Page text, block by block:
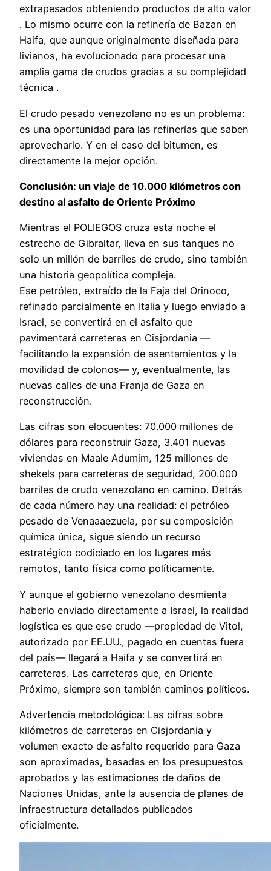
extrapesados obteniendo productos de alto valor
. Lo mismo ocurre con la refinería de Bazan en
Haifa, que aunque originalmente diseñada para
livianos, ha evolucionado para procesar una
amplia gama de crudos gracias a su complejidad
técnica .
El crudo pesado venezolano no es un problema:
es una oportunidad para las refinerías que saben
aprovecharlo. Y en el caso del bitumen, es
directamente la mejor opción.
Conclusión: un viaje de 10.000 kilómetros con
destino al asfalto de Oriente Próximo
Mientras el POLIEGOS cruza esta noche el
estrecho de Gibraltar, lleva en sus tanques no
solo un millón de barriles de crudo, sino también
una historia geopolítica compleja.
Ese petróleo, extraído de la Faja del Orinoco,
refinado parcialmente en Italia y luego enviado a
Israel, se convertirá en el asfalto que
pavimentará carreteras en Cisjordania —
facilitando la expansión de asentamientos y la
movilidad de colonos— y, eventualmente, las
nuevas calles de una Franja de Gaza en
reconstrucción.
Las cifras son elocuentes: 70.000 millones de
dólares para reconstruir Gaza, 3.401 nuevas
viviendas en Maale Adumim, 125 millones de
shekels para carreteras de seguridad, 200.000
barriles de crudo venezolano en camino. Detrás
de cada número hay una realidad: el petróleo
pesado de Venaaaezuela, por su composición
química única, sigue siendo un recurso
estratégico codiciado en los lugares más
remotos, tanto física como políticamente.
Y aunque el gobierno venezolano desmienta
haberlo enviado directamente a Israel, la realidad
logística es que ese crudo —propiedad de Vitol,
autorizado por EE.UU., pagado en cuentas fuera
del país— llegará a Haifa y se convertirá en
carreteras. Las carreteras que, en Oriente
Próximo, siempre son también caminos políticos.
Advertencia metodológica: Las cifras sobre
kilómetros de carreteras en Cisjordania y
volumen exacto de asfalto requerido para Gaza
son aproximadas, basadas en los presupuestos
aprobados y las estimaciones de daños de
Naciones Unidas, ante la ausencia de planes de
infraestructura detallados publicados
oficialmente.